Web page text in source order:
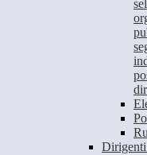
Dirigenti